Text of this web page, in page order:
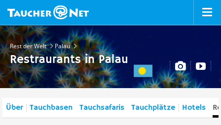
Rest der Welt Palau
Restraurants in Palau
Über Tauchbasen Tauchsafaris Tauchplätze Hotels